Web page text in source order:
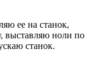
ее на станок,
выставляю ноли по
станок.